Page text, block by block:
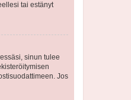
tai estänyt
sinun tulee
Jos